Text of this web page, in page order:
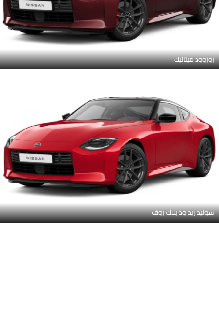
روزوود ميتاليك
سوليد ريد وذ بلاك روف